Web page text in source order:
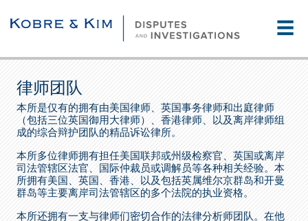
☰
律师团队
本所是仅有的拥有由美国律师、英国事务律师和出庭律师
（包括三位英国御用大律师）、香港律师、以及离岸律师组
成的综合辩护团队的精品诉讼律所。
本所多位律师拥有担任美国联邦或州级检察官、英国或离岸
司法管辖区法官、国际仲裁员或调解员等各种相关经验。本
所拥有美国、英国、香港、以及包括英属维尔京群岛和开曼
群岛等主要离岸司法管辖区的多个法院的执业资格。
本所还拥有一支与律师们密切合作的法律分析师团队。在他